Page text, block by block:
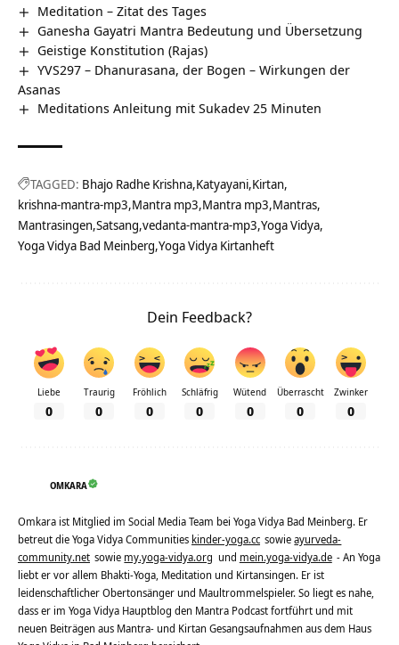
Meditation – Zitat des Tages
Ganesha Gayatri Mantra Bedeutung und Übersetzung
Geistige Konstitution (Rajas)
YVS297 – Dhanurasana, der Bogen – Wirkungen der
Asanas
Meditations Anleitung mit Sukadev 25 Minuten
TAGGED: Bhajo Radhe Krishna Katyayani Kirtan
krishna-mantra-mp3 Mantra mp3 Mantra mp3 Mantras
Mantrasingen Satsang vedanta-mantra-mp3 Yoga Vidya
Yoga Vidya Bad Meinberg Yoga Vidya Kirtanheft
Dein Feedback?
Liebe
0
Traurig
0
Fröhlich
0
Schläfrig
0
Wütend
0
Überrascht
0
Zwinker
0
OMKARA
Omkara ist Mitglied im Social Media Team bei Yoga Vidya Bad Meinberg. Er
betreut die Yoga Vidya Communities kinder-yoga.cc sowieayurveda-
community.net sowie my.yoga-vidya.org und mein.yoga-vidya.de - An Yoga
liebt er vor allem Bhakti-Yoga, Meditation und Kirtansingen. Er ist
leidenschaftlicher Obertonsänger und Maultrommelspieler. So liegt es nahe,
dass er im Yoga Vidya Hauptblog den Mantra Podcast fortführt und mit
neuen Beiträgen aus Mantra- und Kirtan Gesangsaufnahmen aus dem Haus